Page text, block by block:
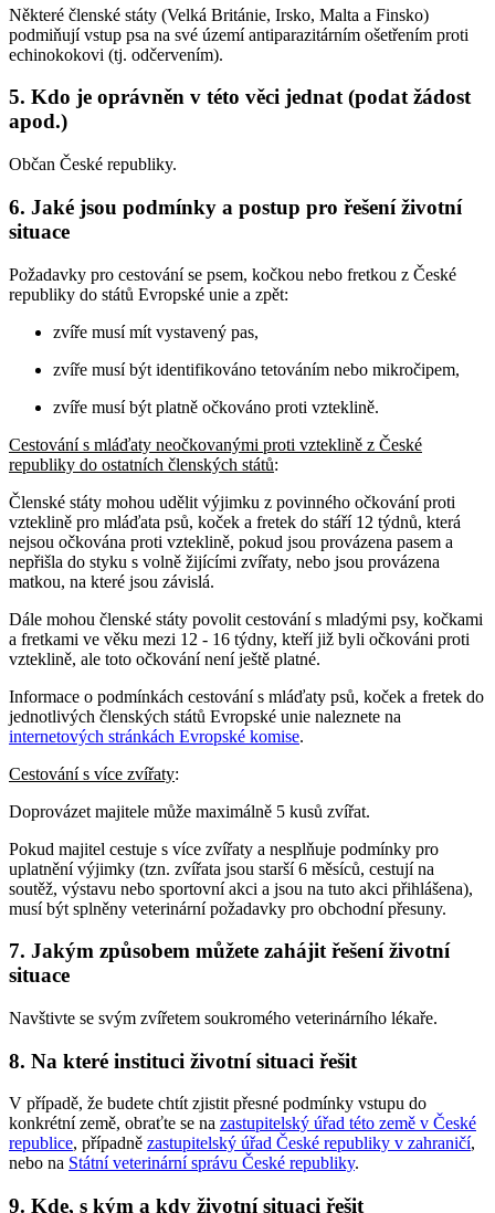
Některé členské státy (Velká Británie, Irsko, Malta a Finsko)
podmiňují vstup psa na své území antiparazitárním ošetřením proti
echinokokovi (tj. odčervením).
5. Kdo je oprávněn v této věci jednat (podat žádost
apod.)
Občan České republiky.
6. Jaké jsou podmínky a postup pro řešení životní
situace
Požadavky pro cestování se psem, kočkou nebo fretkou z České
republiky do států Evropské unie a zpět:
zvíře musí mít vystavený pas,
zvíře musí být identifikováno tetováním nebo mikročipem,
zvíře musí být platně očkováno proti vzteklině.
Cestování s mláďaty neočkovanými proti vzteklině z České
republiky do ostatních členských států:
Členské státy mohou udělit výjimku z povinného očkování proti
vzteklině pro mláďata psů, koček a fretek do stáří 12 týdnů, která
nejsou očkována proti vzteklině, pokud jsou provázena pasem a
nepřišla do styku s volně žijícími zvířaty, nebo jsou provázena
matkou, na které jsou závislá.
Dále mohou členské státy povolit cestování s mladými psy, kočkami
a fretkami ve věku mezi 12 - 16 týdny, kteří již byli očkováni proti
vzteklině, ale toto očkování není ještě platné.
Informace o podmínkách cestování s mláďaty psů, koček a fretek do
jednotlivých členských států Evropské unie naleznete na
internetových stránkách Evropské komise.
Cestování s více zvířaty:
Doprovázet majitele může maximálně 5 kusů zvířat.
Pokud majitel cestuje s více zvířaty a nesplňuje podmínky pro
uplatnění výjimky (tzn. zvířata jsou starší 6 měsíců, cestují na
soutěž, výstavu nebo sportovní akci a jsou na tuto akci přihlášena),
musí být splněny veterinární požadavky pro obchodní přesuny.
7. Jakým způsobem můžete zahájit řešení životní
situace
Navštivte se svým zvířetem soukromého veterinárního lékaře.
8. Na které instituci životní situaci řešit
V případě, že budete chtít zjistit přesné podmínky vstupu do
konkrétní země, obraťte se na zastupitelský úřad této země v České
republice, případně zastupitelský úřad České republiky v zahraničí,
nebo na Státní veterinární správu České republiky.
9. Kde, s kým a kdy životní situaci řešit